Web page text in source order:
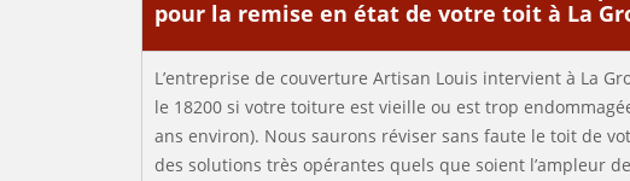
pour la remise en état de votre toit à La
L’entreprise de couverture Artisan Louis intervient à La
le 18200 si votre toiture est vieille ou est trop
ans environ). Nous saurons réviser sans faute le toit de
des solutions très opérantes quels que soient l’ampleur